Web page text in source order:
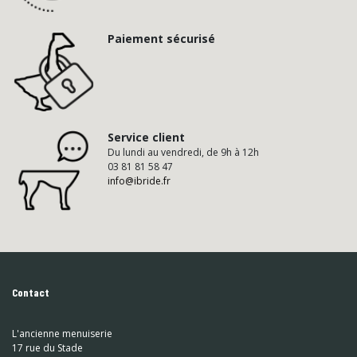
Paiement sécurisé
Service client
Du lundi au vendredi, de 9h à 12h
03 81 81 58 47
info@ibride.fr
Contact
L'ancienne menuiserie
17 rue du Stade